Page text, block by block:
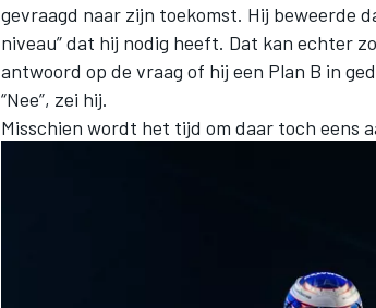
gevraagd naar zijn toekomst. Hij beweerde
niveau” dat hij nodig heeft. Dat kan echter
antwoord op de vraag of hij een Plan B in
“Nee”, zei hij.
Misschien wordt het tijd om daar toch eens